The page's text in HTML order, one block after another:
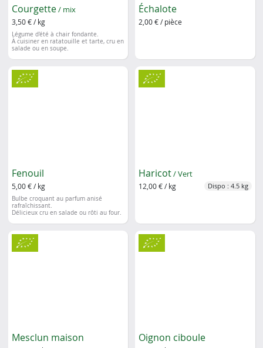
Courgette/ mix
3,50 € / kg
Légume d'été à chair fondante.
À cuisiner en ratatouille et tarte, cru en
salade ou en soupe.
Échalote
2,00 € / pièce
Fenouil
5,00 € / kg
Bulbe croquant au parfum anisé
rafraîchissant.
Délicieux cru en salade ou rôti au four.
Haricot/ Vert
12,00 € / kg Dispo : 4.5 kg
Mesclun maison Oignon ciboule